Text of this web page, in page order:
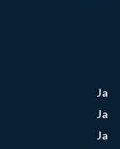
Ja
Ja
Ja